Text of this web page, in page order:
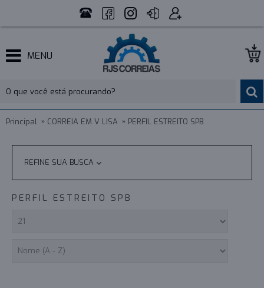
MENU
Principal CORREIA EM V LISA PERFIL ESTREITO SPB
REFINE SUA BUSCA
PERFIL ESTREITO SPB